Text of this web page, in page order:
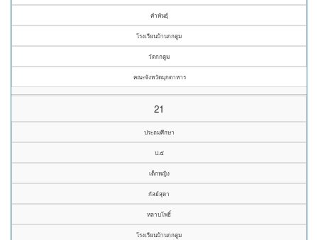
คำพันธุ์
โรงเรียนบ้านกกตูม
วัดกกตูม
คณะจังหวัดมุกดาหาร
21
ประถมศึกษา
ป.๕
เด็กหญิง
กัลย์สุดา
หลาบโพธิ์
โรงเรียนบ้านกกตูม